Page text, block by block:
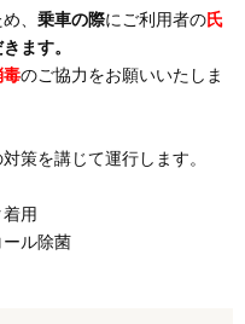
、 乗車の際にご利用者の氏
ます。
毒のご協力をお願いいたしま
策を講じて運行します。
用
ール除菌